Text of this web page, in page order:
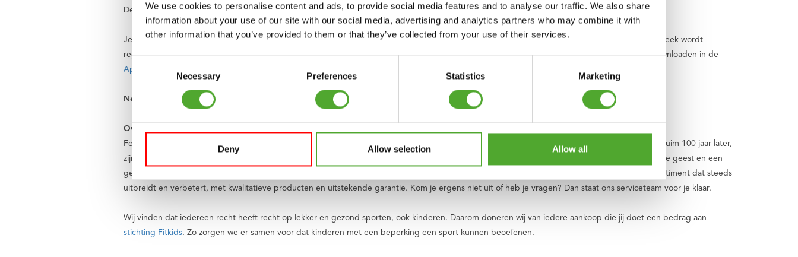
We use cookies to personalise content and ads, to provide social media features and to analyse our traffic. We also share
information about your use of our site with our social media, advertising and analytics partners who may combine it with
other information that you’ve provided to them or that they’ve collected from your use of their services.
Necessary Preferences Statistics Marketing
Deny Allow selection Allow all
Deze helpen je het maximale uit jezelf én je Tunturi-producten te halen.
Je kan solo trainen en je eigen trainingsschema’s samenstellen, maar ook groepslessen volgen en gebruik maken van de community. De bibliotheek wordt
regelmatig aangevuld zodat er altijd nieuwe uitdagingen en inspiratie in de app te vinden is. Het mooie is: Tunturi Training is 100% gratis te downloaden in de
App Store
Neem de eerste stap naar een comfortabelere en effectievere workout. Ontdek het comfort en gemak van de Tunturi NBR fitnessmat.
Over Tunturi
Feel better every day
. Dat is het motto van Tunturi. Onze oorsprong ligt in Finland, waar in 1922 twee broers een fietsenwinkel begonnen. Nu, ruim 100 jaar later,
zijn we een Nederlands bedrijf en een wereldwijd merk. We ondersteunen je tijdens jouw reis naar een gezond en fit lichaam, een gebalanceerde geest en een
gelukkig leven. Dat doen we met een breed scala aan apparaten voor cardio- en krachttraining, accessoires en ondersteunende apps. Een assortiment dat steeds
uitbreidt en verbetert, met kwalitatieve producten en uitstekende garantie. Kom je ergens niet uit of heb je vragen? Dan staat ons serviceteam voor je klaar.
Wij vinden dat iedereen recht heeft recht op lekker en gezond sporten, ook kinderen. Daarom doneren wij van iedere aankoop die jij doet een bedrag aan
stichting Fitkids. Zo zorgen we er samen voor dat kinderen met een beperking een sport kunnen beoefenen.